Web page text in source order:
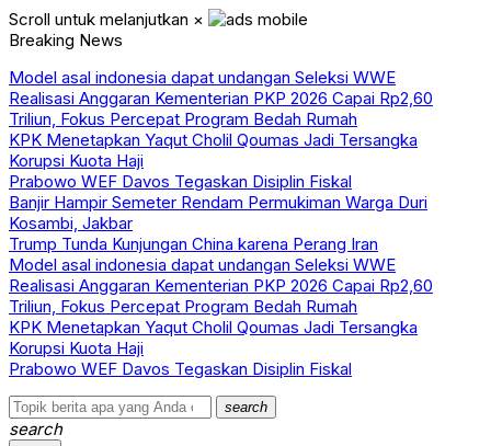
Scroll untuk melanjutkan ×
Breaking News
Model asal indonesia dapat undangan Seleksi WWE
Realisasi Anggaran Kementerian PKP 2026 Capai Rp2,60
Triliun, Fokus Percepat Program Bedah Rumah
KPK Menetapkan Yaqut Cholil Qoumas Jadi Tersangka
Korupsi Kuota Haji
Prabowo WEF Davos Tegaskan Disiplin Fiskal
Banjir Hampir Semeter Rendam Permukiman Warga Duri
Kosambi, Jakbar
Trump Tunda Kunjungan China karena Perang Iran
Model asal indonesia dapat undangan Seleksi WWE
Realisasi Anggaran Kementerian PKP 2026 Capai Rp2,60
Triliun, Fokus Percepat Program Bedah Rumah
KPK Menetapkan Yaqut Cholil Qoumas Jadi Tersangka
Korupsi Kuota Haji
Prabowo WEF Davos Tegaskan Disiplin Fiskal
search
search